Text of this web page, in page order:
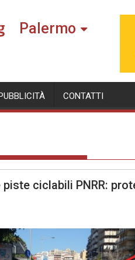
Palermo
CONTATTI
ciclabili PNRR: